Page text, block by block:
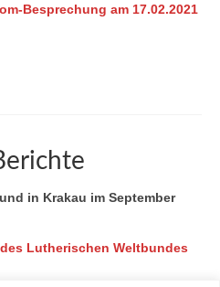
Besprechung am 17.02.2021
in Krakau im September
Lutherischen Weltbundes